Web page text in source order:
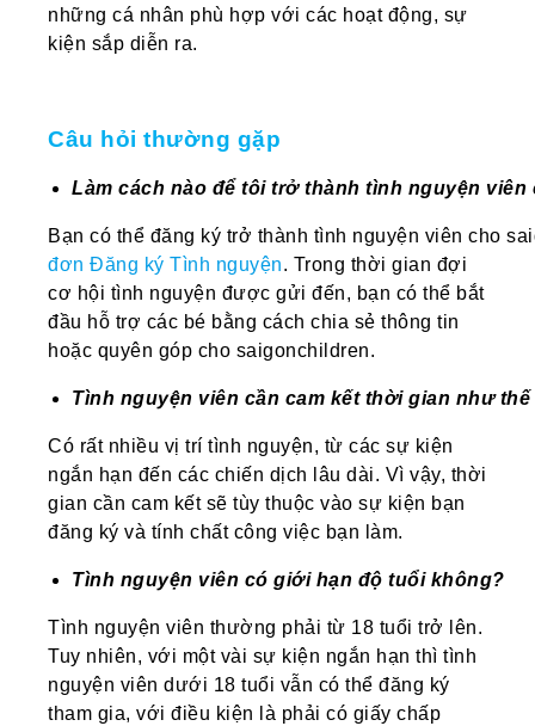
những cá nhân phù hợp với các hoạt động, sự
kiện sắp diễn ra.
Câu hỏi thường gặp
Làm cách nào để tôi trở thành tình nguyện viên
Bạn có thể đăng ký trở thành tình nguyện viên cho
đơn Đăng ký Tình nguyện. Trong thời gian đợi
cơ hội tình nguyện được gửi đến, bạn có thể bắt
đầu hỗ trợ các bé bằng cách chia sẻ thông tin
hoặc quyên góp cho saigonchildren.
Tình nguyện viên cần cam kết thời gian như thế
Có rất nhiều vị trí tình nguyện, từ các sự kiện
ngắn hạn đến các chiến dịch lâu dài. Vì vậy, thời
gian cần cam kết sẽ tùy thuộc vào sự kiện bạn
đăng ký và tính chất công việc bạn làm.
Tình nguyện viên có giới hạn độ tuổi không?
Tình nguyện viên thường phải từ 18 tuổi trở lên.
Tuy nhiên, với một vài sự kiện ngắn hạn thì tình
nguyện viên dưới 18 tuổi vẫn có thể đăng ký
tham gia, với điều kiện là phải có giấy chấp